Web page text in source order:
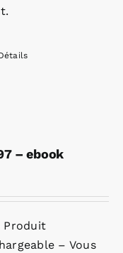
– ebook
Produit
– Vous